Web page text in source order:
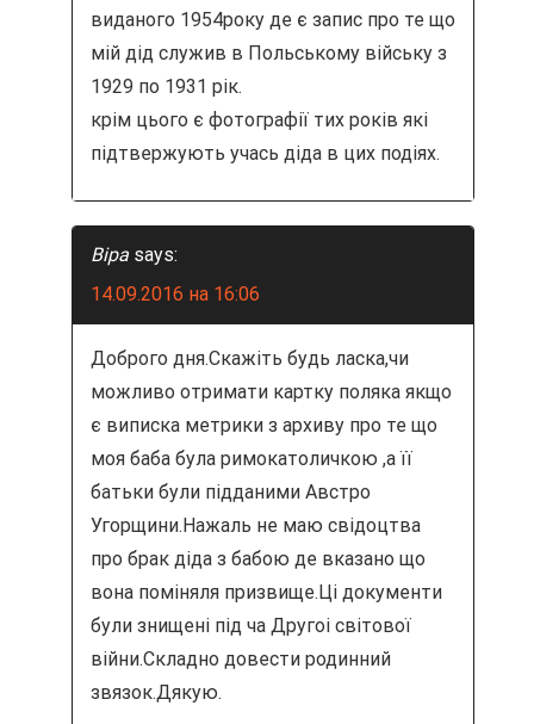
виданого 1954року де є запис про те що
мій дід служив в Польському війську з
1929 по 1931 рік.
крім цього є фотографії тих років які
підтвержують учась діда в цих подіях.
Віра says:
14.09.2016 на 16:06
Доброго дня.Скажіть будь ласка,чи
можливо отримати картку поляка якщо
є виписка метрики з архиву про те що
моя баба була римокатоличкою ,а її
батьки були підданими Австро
Угорщини.Нажаль не маю свідоцтва
про брак діда з бабою де вказано що
вона поміняля призвище.Ці документи
були знищені під ча Другоі світової
війни.Складно довести родинний
звязок.Дякую.